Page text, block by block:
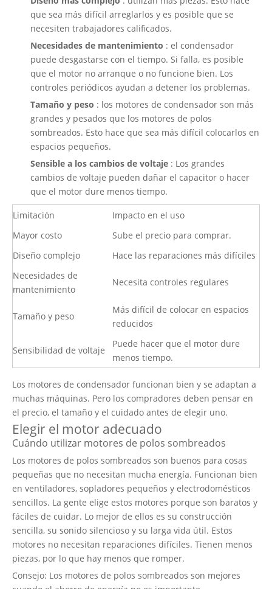
que sea más difícil arreglarlos y es posible que se
necesiten trabajadores calificados.
Necesidades de mantenimiento : el condensador
puede desgastarse con el tiempo. Si falla, es posible
que el motor no arranque o no funcione bien. Los
controles periódicos ayudan a detener los problemas.
Tamaño y peso : los motores de condensador son más
grandes y pesados ​​que los motores de polos
sombreados. Esto hace que sea más difícil colocarlos en
espacios pequeños.
Sensible a los cambios de voltaje : Los grandes
cambios de voltaje pueden dañar el capacitor o hacer
que el motor dure menos tiempo.
Limitación
Impacto en el uso
Mayor costo
Sube el precio para comprar.
Diseño complejo
Hace las reparaciones más difíciles
Necesidades de
mantenimiento
Necesita controles regulares
Tamaño y peso
Más difícil de colocar en espacios
reducidos
Sensibilidad de voltaje
Puede hacer que el motor dure
menos tiempo.
Los motores de condensador funcionan bien y se adaptan a
muchas máquinas. Pero los compradores deben pensar en
el precio, el tamaño y el cuidado antes de elegir uno.
Elegir el motor adecuado
Cuándo utilizar motores de polos sombreados
Los motores de polos sombreados son buenos para cosas
pequeñas que no necesitan mucha energía. Funcionan bien
en ventiladores, sopladores pequeños y electrodomésticos
sencillos. La gente elige estos motores porque son baratos y
fáciles de cuidar. Lo mejor de ellos es su construcción
sencilla, su sonido silencioso y su larga vida útil. Estos
motores no necesitan reparaciones difíciles. Tienen menos
piezas, por lo que hay menos que romper.
Consejo: Los motores de polos sombreados son mejores